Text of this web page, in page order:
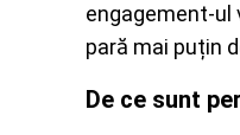
engagement-ul
pară mai puțin
De ce sunt